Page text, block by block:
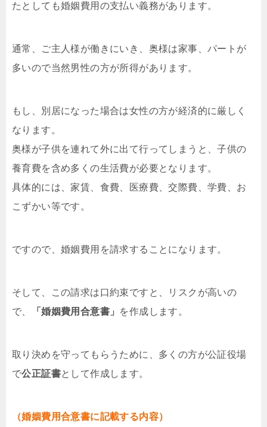
たとしても婚姻費用の支払い義務があります。
通常、ご主人様が働きにいき、奥様は家事、パートが
多いので当然男性の方が所得があります。
もし、別居になった場合は女性の方が経済的に厳しく
なります。
奥様が子供を連れて外に出て行ってしまうと、子供の
養育費を含め多くの生活費が必要となります。
具体的には、家賃、食費、医療費、交際費、学費、お
こずかい等です。
ですので、婚姻費用を請求することになります。
そして、この請求は口約束ですと、リスクが高いの
で、
「婚姻費用合意書」 を作成します。
取り決めを守ってもらうために、多くの方が公証役場
で公正証書として作成します。
（婚姻費用合意書に記載する内容）